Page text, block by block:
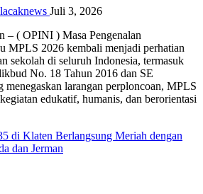
lacaknews Juli 3, 2026
– ( OPINI ) Masa Pengenalan
MPLS 2026 kembali menjadi perhatian
sekolah di seluruh Indonesia, termasuk
No. 18 Tahun 2016 dan SE
larangan perploncoan, MPLS
edukatif, humanis, dan berorientasi